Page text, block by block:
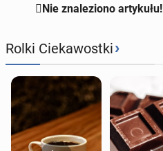
Nie znaleziono artykułu!
Rolki Ciekawostki›